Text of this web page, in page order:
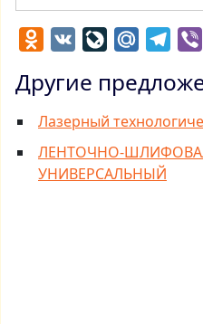
Odnoklassniki
VK LiveJournal
Mail.Ru
Другие
Лазерный
ЛЕНТОЧНО-
УНИВЕРСАЛЬНЫЙ